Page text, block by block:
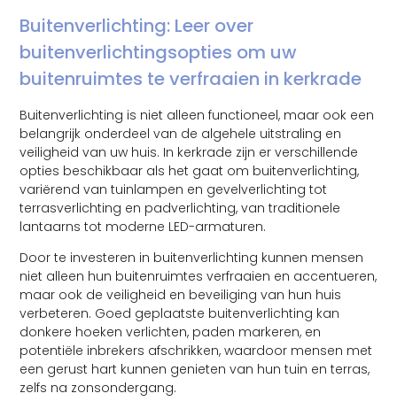
Buitenverlichting: Leer over
buitenverlichtingsopties om uw
buitenruimtes te verfraaien in kerkrade
Buitenverlichting is niet alleen functioneel, maar ook een
belangrijk onderdeel van de algehele uitstraling en
veiligheid van uw huis. In kerkrade zijn er verschillende
opties beschikbaar als het gaat om buitenverlichting,
variërend van tuinlampen en gevelverlichting tot
terrasverlichting en padverlichting, van traditionele
lantaarns tot moderne LED-armaturen.
Door te investeren in buitenverlichting kunnen mensen
niet alleen hun buitenruimtes verfraaien en accentueren,
maar ook de veiligheid en beveiliging van hun huis
verbeteren. Goed geplaatste buitenverlichting kan
donkere hoeken verlichten, paden markeren, en
potentiële inbrekers afschrikken, waardoor mensen met
een gerust hart kunnen genieten van hun tuin en terras,
zelfs na zonsondergang.